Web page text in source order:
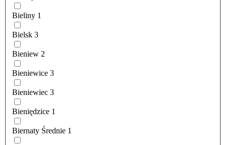
Bieliny 1
Bielsk 3
Bieniew 2
Bieniewice 3
Bieniewiec 3
Bieniędzice 1
Biernaty Średnie 1